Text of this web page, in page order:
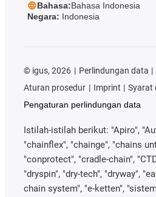
Bahasa:Bahasa Indonesia
Negara: Indonesia
© igus, 2026 Perlindungan data
Aturan prosedur
Imprint
Syarat
Pengaturan perlindungan data
Istilah-istilah berikut: "Apiro",
"chainflex", "chainge", "chains
"conprotect", "cradle-chain",
"dryspin", "dry-tech", "dryway",
chain system", "e-ketten",